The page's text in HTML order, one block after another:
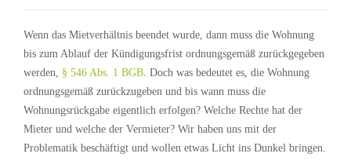
Wenn das Mietverhältnis beendet wurde, dann muss die Wohnung
bis zum Ablauf der Kündigungsfrist ordnungsgemäß zurückgegeben
werden, § 546 Abs. 1 BGB. Doch was bedeutet es, die Wohnung
ordnungsgemäß zurückzugeben und bis wann muss die
Wohnungsrückgabe eigentlich erfolgen? Welche Rechte hat der
Mieter und welche der Vermieter? Wir haben uns mit der
Problematik beschäftigt und wollen etwas Licht ins Dunkel bringen.